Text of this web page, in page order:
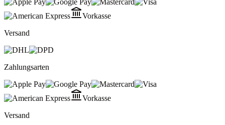
Vorkasse
Versand
Zahlungsarten
Vorkasse
Versand